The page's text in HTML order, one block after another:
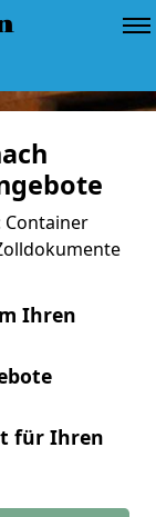
Container
Ihren
für Ihren